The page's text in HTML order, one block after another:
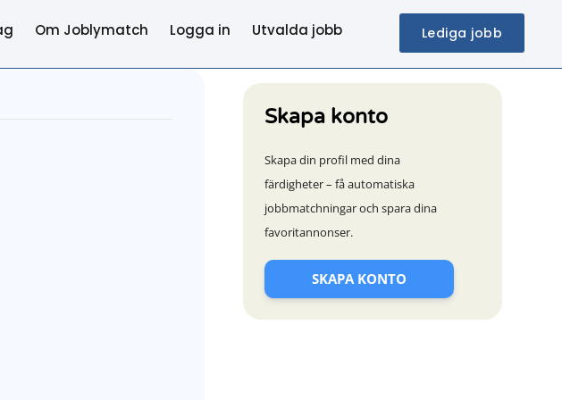
Om Joblymatch Logga in Utvalda jobb Lediga jobb
Skapa konto
Skapa din profil med dina
färdigheter – få automatiska
jobbmatchningar och spara dina
favoritannonser.
SKAPA KONTO